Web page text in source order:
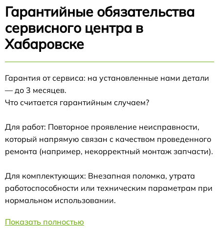
Гарантийные обязательства
сервисного центра в
Хабаровске
Гарантия от сервиса: на установленные нами детали
— до 3 месяцев.
Что считается гарантийным случаем?
Для работ: Повторное проявление неисправности,
который напрямую связан с качеством проведенного
ремонта (например, некорректный монтаж запчасти).
Для комплектующих: Внезапная поломка, утрата
работоспособности или техническим параметрам при
нормальном использовании.
Показать полностью